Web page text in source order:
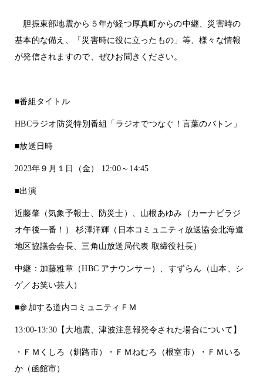
胆振東部地震から５年が経つ厚真町からの中継、災害時の
基本的な備え、「災害時に役に立ったもの」等、様々な情報
が発信されますので、ぜひお聞きください。
■番組タイトル
HBCラジオ防災特別番組「ラジオでつなぐ！言葉のバトン」
■放送日時
2023年９月１日（金） 12:00～14:45
■出演
近藤肇（気象予報士、防災士）、山根あゆみ（カーナビラジ
オ午後一番！） 杉澤洋輝（日本コミュニティ放送協会北海道
地区協議会会長、三角山放送局代表 取締役社長）
中継：加藤雅章（HBC アナウンサー）、すずらん（山本、シ
ゲ／お笑い芸人）
■参加する道内コミュニティＦＭ
13:00-13:30【大地震、津波注意報発令された場合について】
・ＦＭくしろ（釧路市）・ＦＭねむろ（根室市）・ＦＭいる
か（函館市）